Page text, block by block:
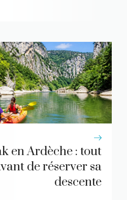
en Ardèche : tout
de réserver sa
descente